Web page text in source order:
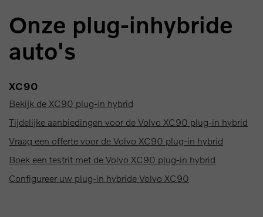
Onze plug-inhybride
auto's
XC90
Bekijk de XC90 plug-in hybrid
Tijdelijke aanbiedingen voor de Volvo XC90 plug-in hybrid
Vraag een offerte voor de Volvo XC90 plug-in hybrid
Boek een testrit met de Volvo XC90 plug-in hybrid
Configureer uw plug-in hybride Volvo XC90